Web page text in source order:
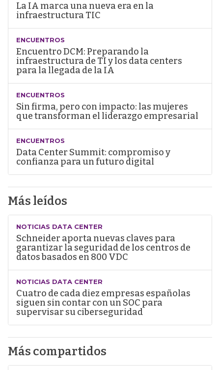
La IA marca una nueva era en la
infraestructura TIC
ENCUENTROS
Encuentro DCM: Preparando la
infraestructura de TI y los data centers
para la llegada de la IA
ENCUENTROS
Sin firma, pero con impacto: las mujeres
que transforman el liderazgo empresarial
ENCUENTROS
Data Center Summit: compromiso y
confianza para un futuro digital
Más leídos
NOTICIAS DATA CENTER
Schneider aporta nuevas claves para
garantizar la seguridad de los centros de
datos basados en 800 VDC
NOTICIAS DATA CENTER
Cuatro de cada diez empresas españolas
siguen sin contar con un SOC para
supervisar su ciberseguridad
Más compartidos